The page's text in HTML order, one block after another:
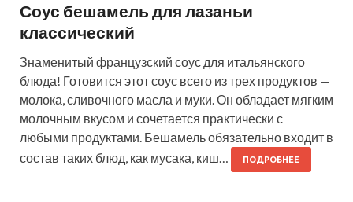
Соус бешамель для лазаньи
классический
Знаменитый французский соус для итальянского
блюда! Готовится этот соус всего из трех продуктов —
молока, сливочного масла и муки. Он обладает мягким
молочным вкусом и сочетается практически с
любыми продуктами. Бешамель обязательно входит в
состав таких блюд, как мусака, киш…
ПОДРОБНЕЕ